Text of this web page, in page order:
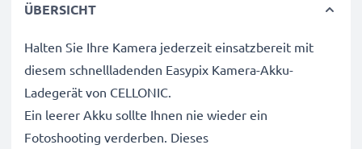
ÜBERSICHT
Halten Sie Ihre Kamera jederzeit einsatzbereit mit
diesem schnellladenden Easypix Kamera-Akku-
Ladegerät von CELLONIC.
Ein leerer Akku sollte Ihnen nie wieder ein
Fotoshooting verderben. Dieses